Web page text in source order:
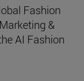
Fashion
&
AI Fashion